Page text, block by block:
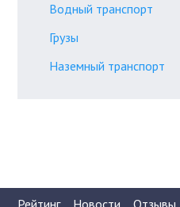
Водный транспорт
Грузы
Наземный транспорт
Рейтинг Новости Отзывы